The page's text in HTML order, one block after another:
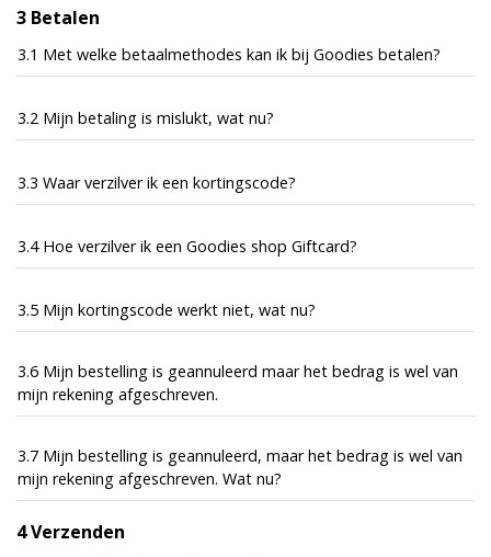
3 Betalen
3.1 Met welke betaalmethodes kan ik bij Goodies betalen?
3.2 Mijn betaling is mislukt, wat nu?
3.3 Waar verzilver ik een kortingscode?
3.4 Hoe verzilver ik een Goodies shop Giftcard?
3.5 Mijn kortingscode werkt niet, wat nu?
3.6 Mijn bestelling is geannuleerd maar het bedrag is wel van
mijn rekening afgeschreven.
3.7 Mijn bestelling is geannuleerd, maar het bedrag is wel van
mijn rekening afgeschreven. Wat nu?
4 Verzenden